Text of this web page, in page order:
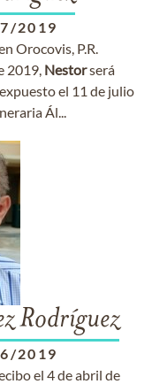
2019
Orocovis, P.R.
2019, Nestorserá
el 11 de julio
Ál...
Rodríguez
2019
el 4 de abril de